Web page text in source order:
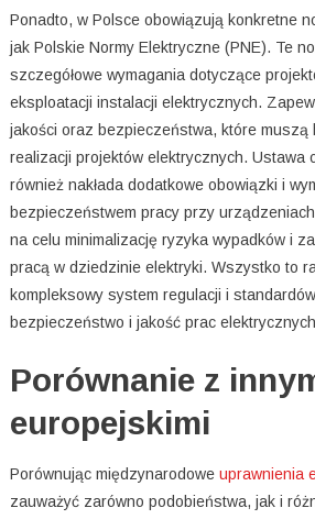
Ponadto, w Polsce obowiązują konkretne
jak Polskie Normy Elektryczne (PNE). Te
szczegółowe wymagania dotyczące
eksploatacji instalacji elektrycznych.
jakości oraz bezpieczeństwa, które muszą
realizacji projektów elektrycznych. Ustawa
również nakłada dodatkowe obowiązki i
bezpieczeństwem pracy przy
na celu minimalizację ryzyka wypadków i
pracą w dziedzinie elektryki. Wszystko to
kompleksowy system regulacji i
bezpieczeństwo i jakość prac
Porównanie z
europejskimi
Porównując międzynarodowe uprawnienia
zauważyć zarówno podobieństwa, jak i